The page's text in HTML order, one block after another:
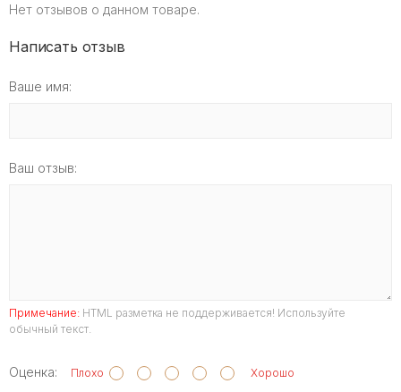
Нет отзывов о данном товаре.
Написать отзыв
Ваше имя:
Ваш отзыв:
Примечание: HTML разметка не поддерживается! Используйте
обычный текст.
Оценка: Плохо Хорошо